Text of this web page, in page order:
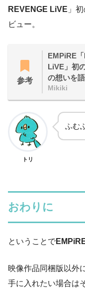
REVENGE LiVE 」
ビュー。
参考
EMPiRE
LiVE」初
の想いを
Mikiki
トリ
ふむ
おわりに
ということで
映像作品同梱版以外
手に入れたい場合は